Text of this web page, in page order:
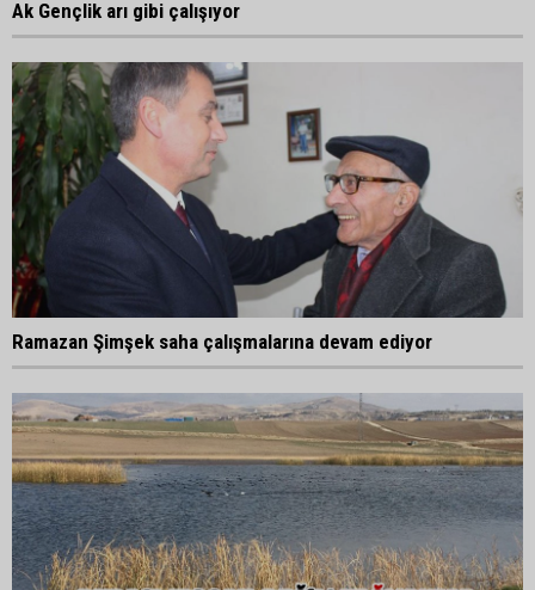
Ak Gençlik arı gibi çalışıyor
Ramazan Şimşek saha çalışmalarına devam ediyor